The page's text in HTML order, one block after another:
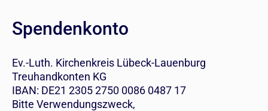
Spendenkonto
Ev.-Luth. Kirchenkreis Lübeck-Lauenburg
Treuhandkonten KG
IBAN: DE21 2305 2750 0086 0487 17
Bitte Verwendungszweck,